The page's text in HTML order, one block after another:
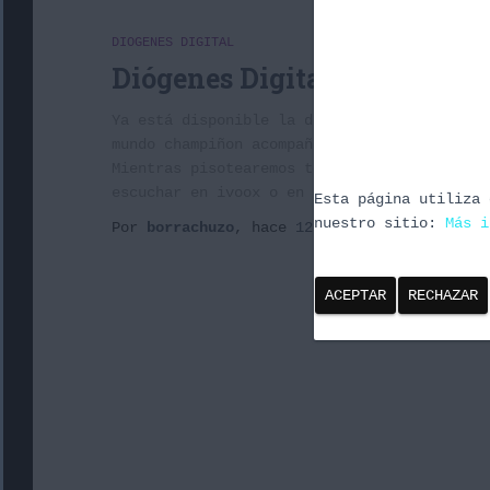
DIOGENES DIGITAL
Diógenes Digital 1X12:
Ya está disponible la duodécima entrega
mundo champiñon acompañando a los
escuchar en ivoox o en iTunes Nos vemos en
Por
borrachuzo , hace 12 años
Esta página utiliza
nuestro sitio: Más
ACEPTAR RECHAZAR